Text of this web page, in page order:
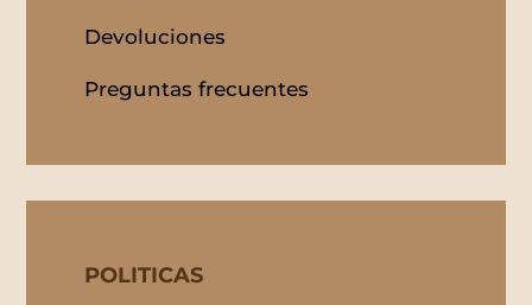
Devoluciones
Preguntas frecuentes
POLITICAS